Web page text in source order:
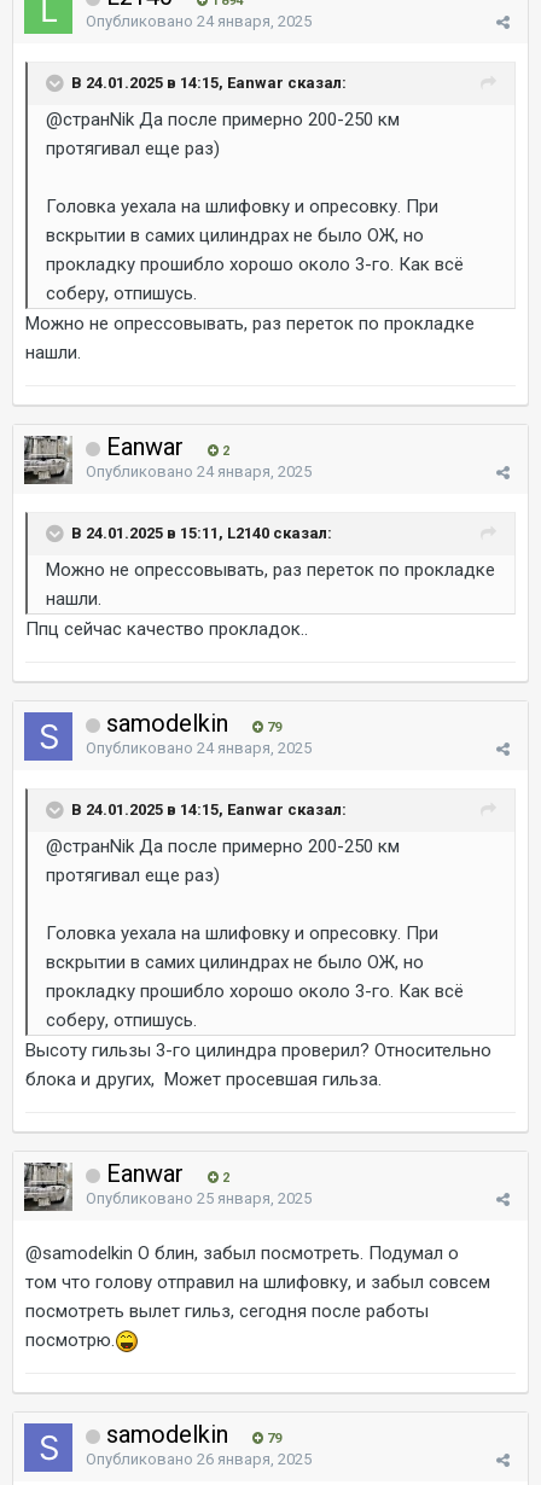
Опубликовано 24 января, 2025
В 24.01.2025 в 14:15, Eanwar сказал:
@странNik Да после примерно 200-250 км
протягивал еще раз)
Головка уехала на шлифовку и опресовку. При
вскрытии в самих цилиндрах не было ОЖ, но
прокладку прошибло хорошо около 3-го. Как всё
соберу, отпишусь.
Можно не опрессовывать, раз переток по прокладке
нашли.
Eanwar 2
Опубликовано 24 января, 2025
В 24.01.2025 в 15:11, L2140 сказал:
Можно не опрессовывать, раз переток по прокладке
нашли.
Ппц сейчас качество прокладок..
samodelkin 79
Опубликовано 24 января, 2025
В 24.01.2025 в 14:15, Eanwar сказал:
@странNik Да после примерно 200-250 км
протягивал еще раз)
Головка уехала на шлифовку и опресовку. При
вскрытии в самих цилиндрах не было ОЖ, но
прокладку прошибло хорошо около 3-го. Как всё
соберу, отпишусь.
Высоту гильзы 3-го цилиндра проверил? Относительно
блока и других, Может просевшая гильза.
Eanwar 2
Опубликовано 25 января, 2025
@samodelkin О блин, забыл посмотреть. Подумал о
том что голову отправил на шлифовку, и забыл совсем
посмотреть вылет гильз, сегодня после работы
посмотрю.
samodelkin 79
Опубликовано 26 января, 2025